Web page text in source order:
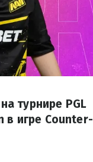
турнире PGL
в игре Counter-